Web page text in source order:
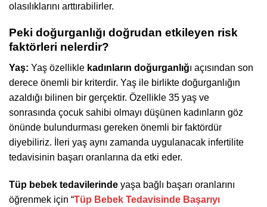
olasılıklarını arttırabilirler.
Peki doğurganlığı doğrudan etkileyen risk
faktörleri nelerdir?
Yaş: Yaş özellikle kadınların doğurganlığı açısından son
derece önemli bir kriterdir. Yaş ile birlikte doğurganlığın
azaldığı bilinen bir gerçektir. Özellikle 35 yaş ve
sonrasında çocuk sahibi olmayı düşünen kadınların göz
önünde bulundurması gereken önemli bir faktördür
diyebiliriz. İleri yaş aynı zamanda uygulanacak infertilite
tedavisinin başarı oranlarına da etki eder.
Tüp bebek tedavilerinde yaşa bağlı başarı oranlarını
öğrenmek için “Tüp Bebek Tedavisinde Başarıyı